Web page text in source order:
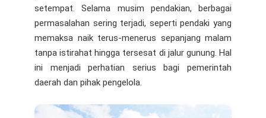
setempat. Selama musim pendakian, berbagai
permasalahan sering terjadi, seperti pendaki yang
memaksa naik terus-menerus sepanjang malam
tanpa istirahat hingga tersesat di jalur gunung. Hal
ini menjadi perhatian serius bagi pemerintah
daerah dan pihak pengelola.